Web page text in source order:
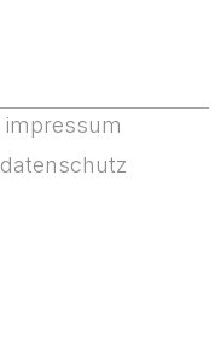
impressum
datenschutz